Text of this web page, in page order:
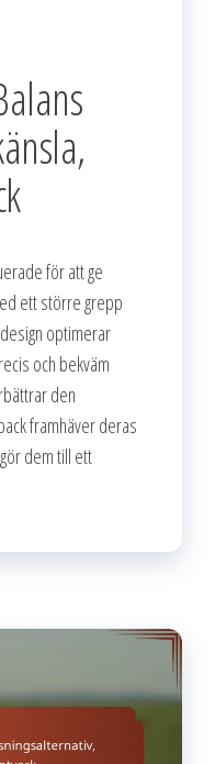
för att ge
ett större grepp
optimerar
och bekväm
den
framhäver deras
dem till ett